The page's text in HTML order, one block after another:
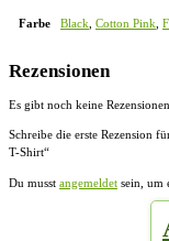
Farbe Black Cotton Pink
Rezensionen
Es gibt noch keine Rezensionen.
Schreibe die erste Rezension
T-Shirt“
Du musst angemeldet sein, um